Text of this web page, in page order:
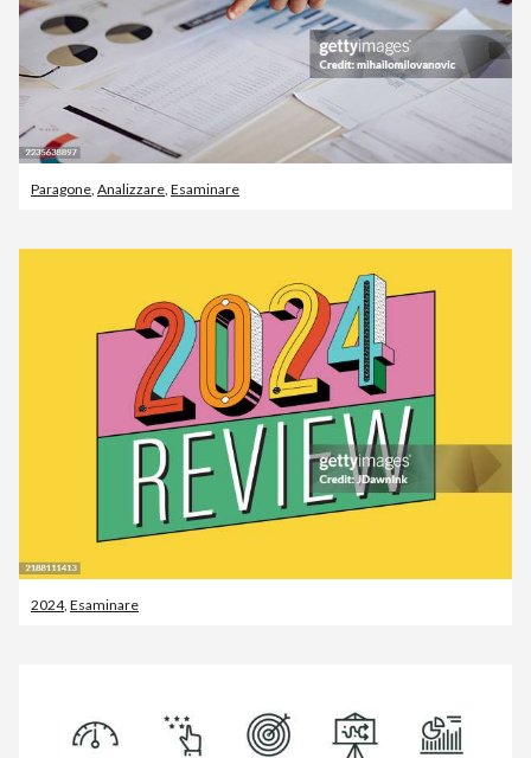
Paragone Analizzare Esaminare
2024, Esaminare